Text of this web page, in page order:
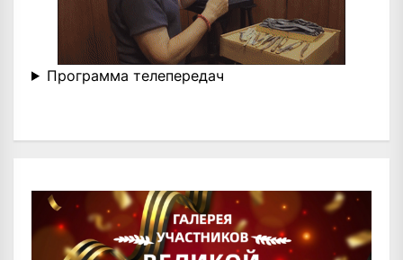
Программа телепередач